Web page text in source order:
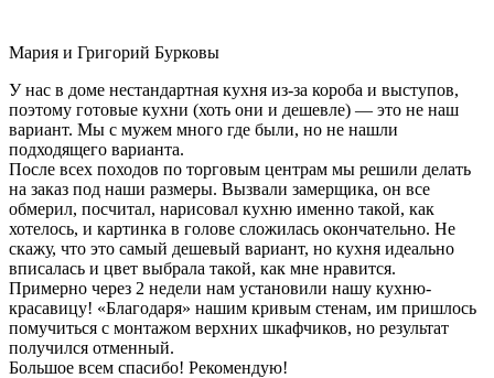
Мария и Григорий Бурковы
У нас в доме нестандартная кухня из-за короба и выступов,
поэтому готовые кухни (хоть они и дешевле) — это не наш
вариант. Мы с мужем много где были, но не нашли
подходящего варианта.
После всех походов по торговым центрам мы решили делать
на заказ под наши размеры. Вызвали замерщика, он все
обмерил, посчитал, нарисовал кухню именно такой, как
хотелось, и картинка в голове сложилась окончательно. Не
скажу, что это самый дешевый вариант, но кухня идеально
вписалась и цвет выбрала такой, как мне нравится.
Примерно через 2 недели нам установили нашу кухню-
красавицу! «Благодаря» нашим кривым стенам, им пришлось
помучиться с монтажом верхних шкафчиков, но результат
получился отменный.
Большое всем спасибо! Рекомендую!